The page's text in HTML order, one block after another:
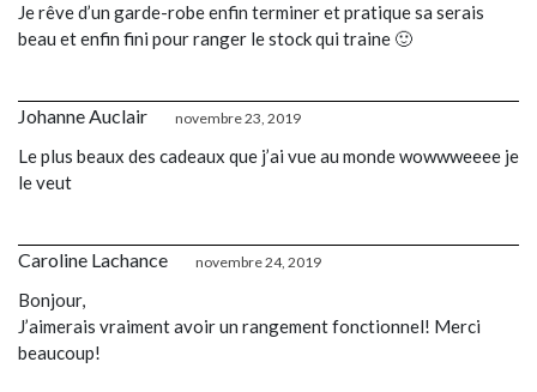
Je rêve d’un garde-robe enfin terminer et pratique sa serais
beau et enfin fini pour ranger le stock qui traine 🙂
Johanne Auclair novembre 23, 2019
Le plus beaux des cadeaux que j’ai vue au monde wowwweeee je
le veut
Caroline Lachance novembre 24, 2019
Bonjour,
J’aimerais vraiment avoir un rangement fonctionnel! Merci
beaucoup!